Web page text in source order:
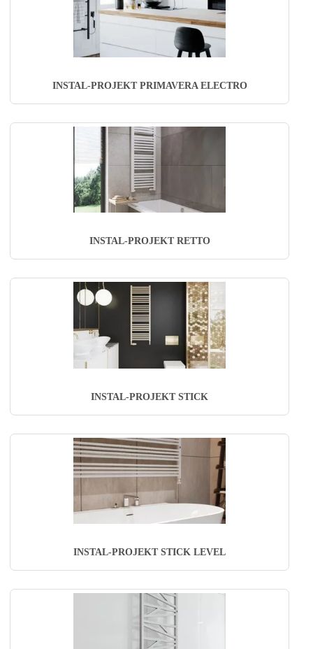
INSTAL-PROJEKT PRIMAVERA ELECTRO
INSTAL-PROJEKT RETTO
INSTAL-PROJEKT STICK
INSTAL-PROJEKT STICK LEVEL